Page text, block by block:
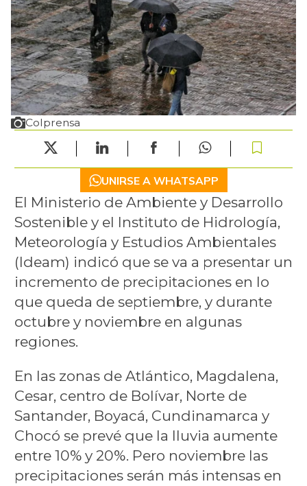
Colprensa
UNIRSE A WHATSAPP
El Ministerio de Ambiente y Desarrollo
Sostenible y el Instituto de Hidrología,
Meteorología y Estudios Ambientales
(Ideam) indicó que se va a presentar un
incremento de precipitaciones en lo
que queda de septiembre, y durante
octubre y noviembre en algunas
regiones.
En las zonas de Atlántico, Magdalena,
Cesar, centro de Bolívar, Norte de
Santander, Boyacá, Cundinamarca y
Chocó se prevé que la lluvia aumente
entre 10% y 20%. Pero noviembre las
precipitaciones serán más intensas en